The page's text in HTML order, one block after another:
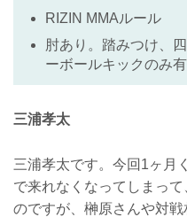
RIZIN MMAルール
肘あり。踏みつけ、
ーボールキックのみ有
三浦孝太
三浦孝太です。今回1ヶ月
で来れなくなってしまっ
のですが、榊原さんや対